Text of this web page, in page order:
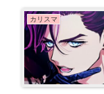
カリスマ